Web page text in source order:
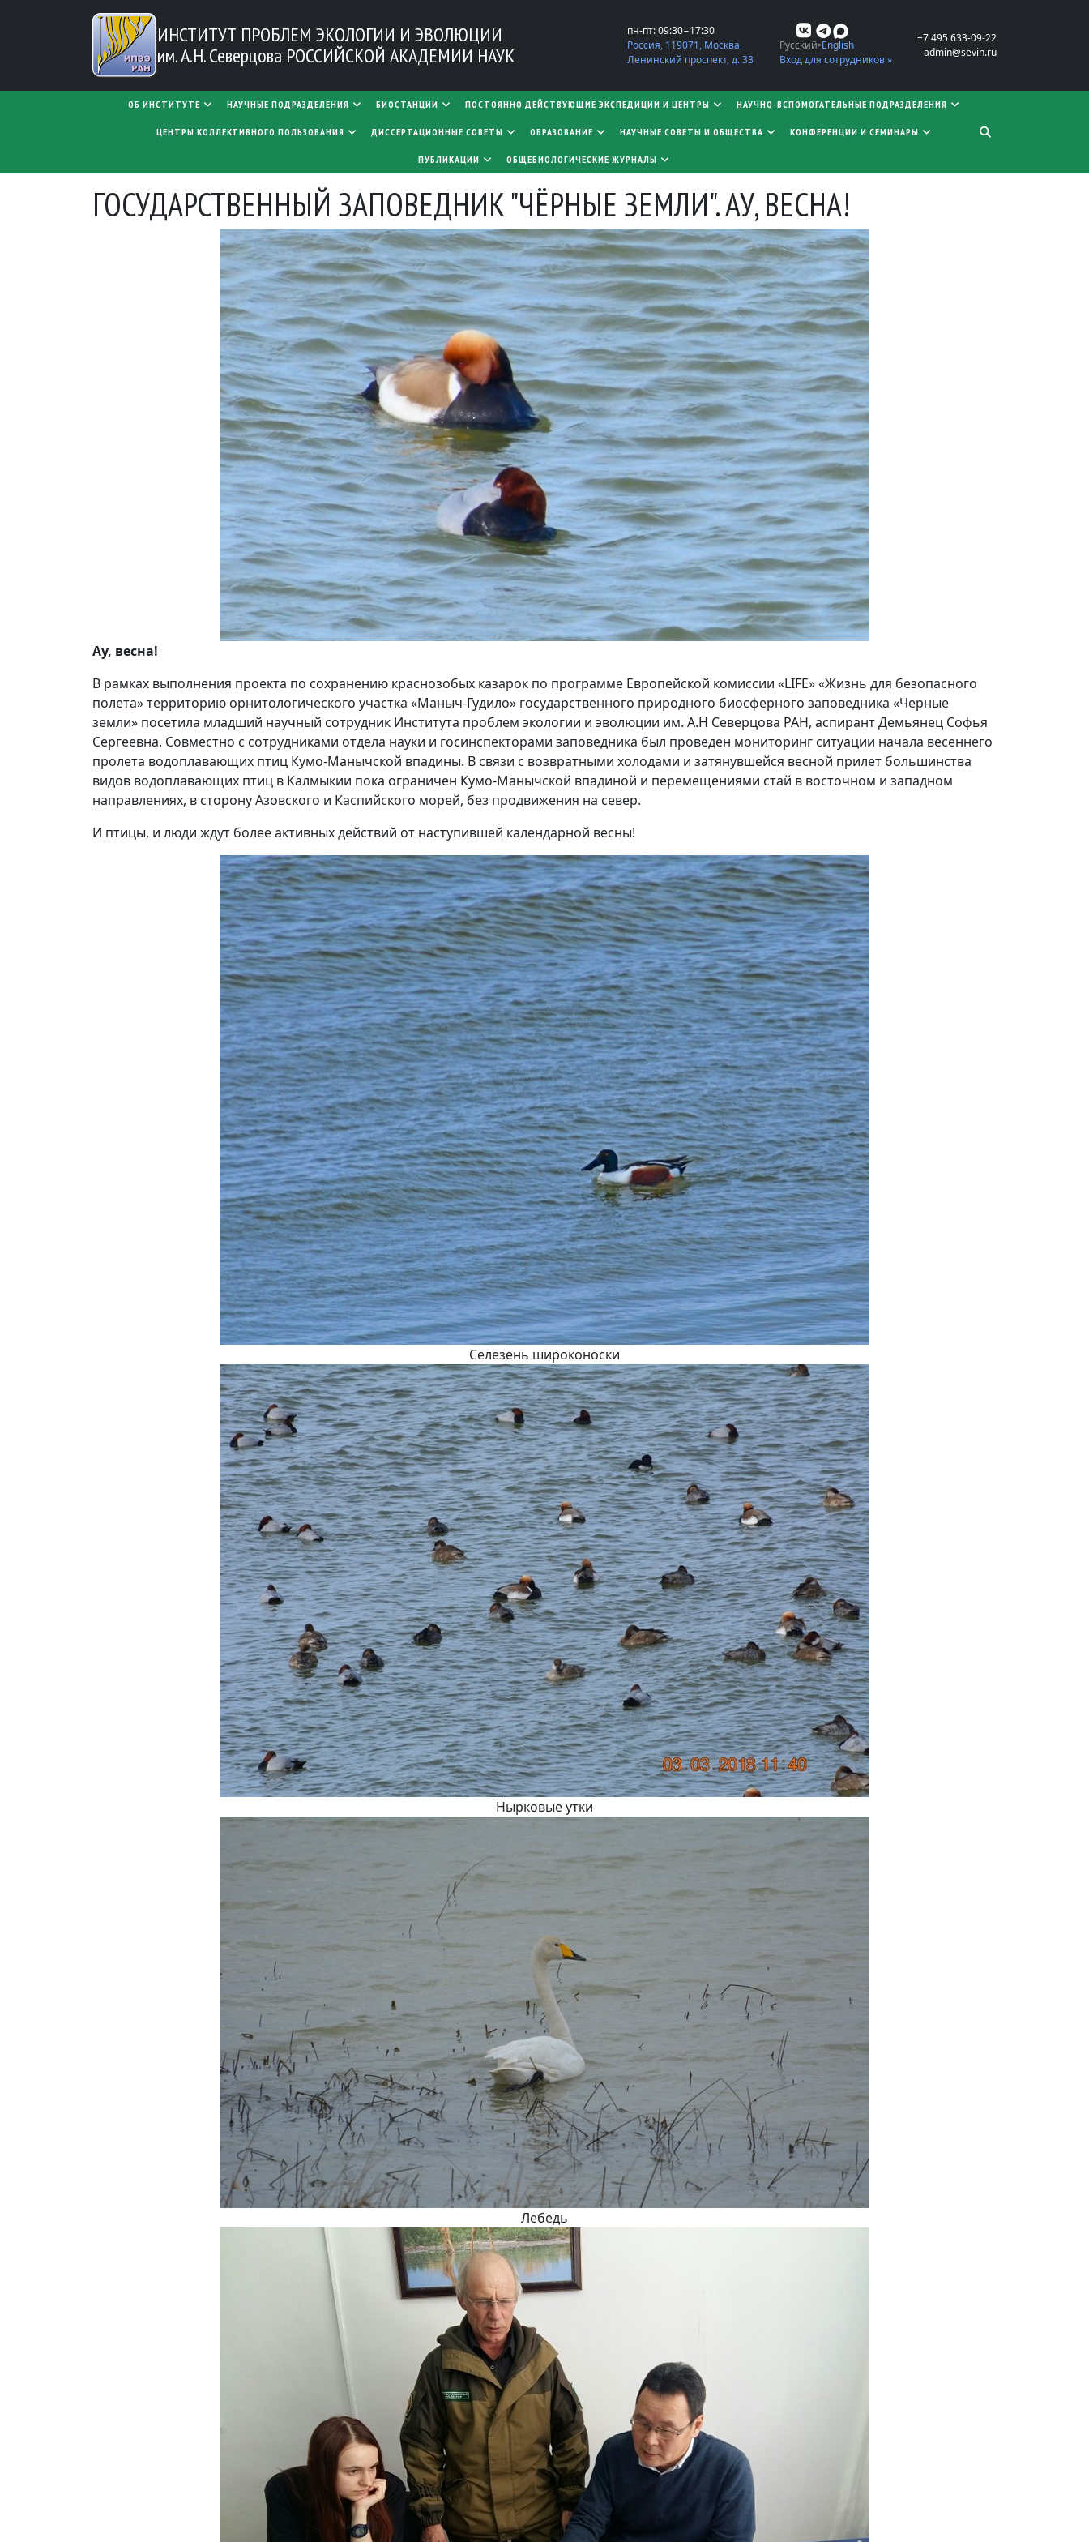
Перейти к основному содержанию
ИНСТИТУТ ПРОБЛЕМ ЭКОЛОГИИ И ЭВОЛЮЦИИ
им. А.Н. Северцова РОССИЙСКОЙ АКАДЕМИИ НАУК
пн-пт: 09:30−17:30
Россия, 119071, Москва,
Ленинский проспект, д. 33
Русский English
Вход для сотрудников »
+7 495 633-09-22
admin@sevin.ru
MAIN NAVIGATION
ОБ ИНСТИТУТЕ НАУЧНЫЕ ПОДРАЗДЕЛЕНИЯ БИОСТАНЦИИ ПОСТОЯННО ДЕЙСТВУЮЩИЕ ЭКСПЕДИЦИИ И ЦЕНТРЫ НАУЧНО-ВСПОМОГАТЕЛЬНЫЕ ПОДРАЗДЕЛЕНИЯ
ЦЕНТРЫ КОЛЛЕКТИВНОГО ПОЛЬЗОВАНИЯ ​​​​​​​ДИССЕРТАЦИОННЫЕ СОВЕТЫ ОБРАЗОВАНИЕ НАУЧНЫЕ СОВЕТЫ И ОБЩЕСТВА КОНФЕРЕНЦИИ И СЕМИНАРЫ
ПУБЛИКАЦИИ ОБЩЕБИОЛОГИЧЕСКИЕ ЖУРНАЛЫ
ГОСУДАРСТВЕННЫЙ ЗАПОВЕДНИК "ЧЁРНЫЕ ЗЕМЛИ". АУ, ВЕСНА!
Ау, весна!
В рамках выполнения проекта по сохранению краснозобых казарок по программе Европейской комиссии «LIFE» «Жизнь для безопасного
полета» территорию орнитологического участка «Маныч-Гудило» государственного природного биосферного заповедника «Черные
земли» посетила младший научный сотрудник Института проблем экологии и эволюции им. А.Н Северцова РАН, аспирант Демьянец Софья
Сергеевна. Совместно с сотрудниками отдела науки и госинспекторами заповедника был проведен мониторинг ситуации начала весеннего
пролета водоплавающих птиц Кумо-Манычской впадины. В связи с возвратными холодами и затянувшейся весной прилет большинства
видов водоплавающих птиц в Калмыкии пока ограничен Кумо-Манычской впадиной и перемещениями стай в восточном и западном
направлениях, в сторону Азовского и Каспийского морей, без продвижения на север.
И птицы, и люди ждут более активных действий от наступившей календарной весны!
Селезень широконоски
Нырковые утки
Лебедь